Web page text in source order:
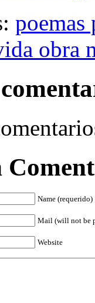
poemas
obra
Name (requerido)
Mail (will not be
Website